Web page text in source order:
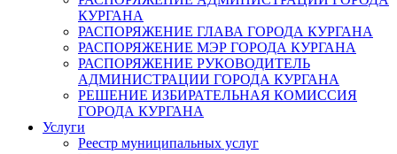
КУРГАНА
РАСПОРЯЖЕНИЕ ГЛАВА ГОРОДА КУРГАНА
РАСПОРЯЖЕНИЕ МЭР ГОРОДА КУРГАНА
РАСПОРЯЖЕНИЕ РУКОВОДИТЕЛЬ
АДМИНИСТРАЦИИ ГОРОДА КУРГАНА
РЕШЕНИЕ ИЗБИРАТЕЛЬНАЯ КОМИССИЯ
ГОРОДА КУРГАНА
Услуги
Реестр муниципальных услуг